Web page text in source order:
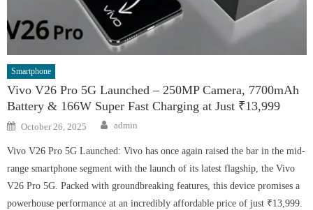
Smartphone
Vivo V26 Pro 5G Launched – 250MP Camera, 7700mAh
Battery & 166W Super Fast Charging at Just ₹13,999
Posted
on
October 26, 2025 Author
admin
Vivo V26 Pro 5G Launched: Vivo has once again raised the bar in the mid-
range smartphone segment with the launch of its latest flagship, the Vivo
V26 Pro 5G. Packed with groundbreaking features, this device promises a
powerhouse performance at an incredibly affordable price of just ₹13,999.